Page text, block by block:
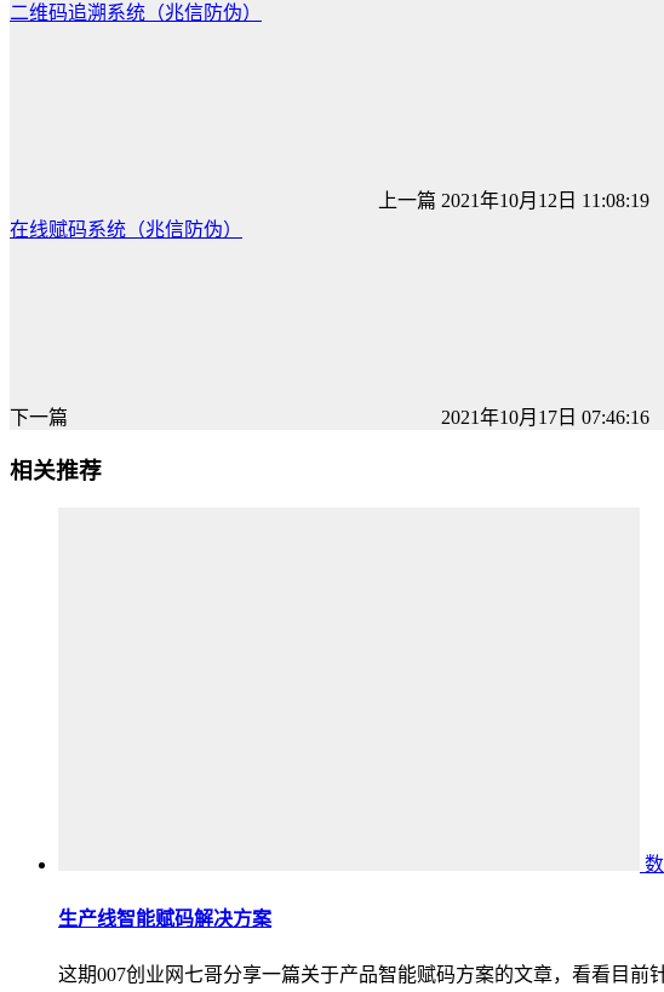
二维码追溯系统（兆信防伪）
上一篇 2021年10月12日 11:08:19
在线赋码系统（兆信防伪）
下一篇 2021年10月17日 07:46:16
相关推荐
生产线智能赋码解决方案
这期007创业网七哥分享一篇关于产品智能赋码方案的文章，看看目